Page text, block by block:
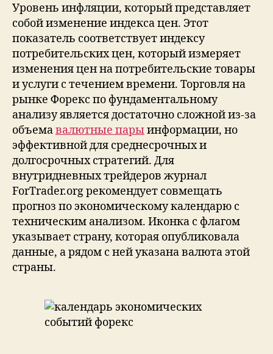
Уровень инфляции, который представляет
собой изменение индекса цен. Этот
показатель соответствует индексу
потребительских цен, который измеряет
изменения цен на потребительские товары
и услуги с течением времени. Торговля на
рынке Форекс по фундаментальному
анализу является достаточно сложной из-за
объемавалютные парыинформации, но
эффективной для среднесрочных и
долгосрочных стратегий. Для
внутридневных трейдеров журнал
ForTrader.org рекомендует совмещать
прогноз по экономическому календарю с
техническим анализом. Иконка с флагом
указывает страну, которая опубликовала
данные, а рядом с ней указана валюта этой
страны.